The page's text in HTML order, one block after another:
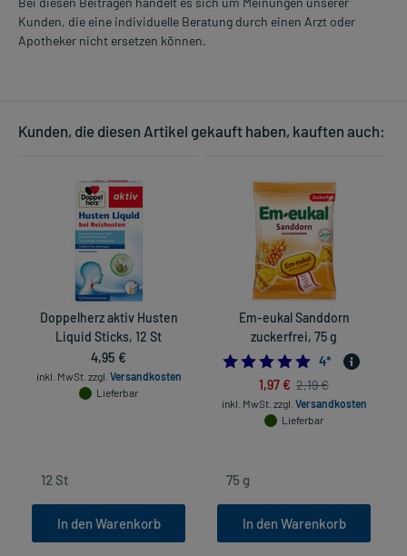
Kunden, die eine individuelle Beratung durch einen Arzt oder
Apotheker nicht ersetzen können.
Kunden, die diesen Artikel gekauft haben, kauften auch:
Doppelherz aktiv Husten
Liquid Sticks, 12 St
4,95 €
inkl. MwSt. zzgl. Versandkosten
Lieferbar
In den Warenkorb
Em-eukal Sanddorn
zuckerfrei, 75 g
5.0
4*
1,97 € 2,19 €
inkl. MwSt. zzgl. Versandkosten
Lieferbar
In den Warenkorb